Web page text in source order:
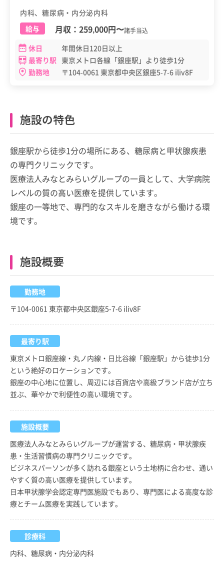
内科、糖尿病・内分泌内科
給与
月収： 259,000円〜諸手当込
休日
年間休日120日以上
最寄り駅 東京メトロ各線「銀座駅」より徒歩1分
勤務地
〒104-0061 東京都中央区銀座5-7-6 iliv8F
施設の特色
銀座駅から徒歩1分の場所にある、糖尿病と甲状腺疾患
の専門クリニックです。
医療法人みなとみらいグループの一員として、大学病院
レベルの質の高い医療を提供しています。
銀座の一等地で、専門的なスキルを磨きながら働ける環
境です。
施設概要
勤務地
〒104-0061 東京都中央区銀座5-7-6 iliv8F
最寄り駅
東京メトロ銀座線・丸ノ内線・日比谷線「銀座駅」から徒歩1分
という絶好のロケーションです。
銀座の中心地に位置し、周辺には百貨店や高級ブランド店が立ち
並ぶ、華やかで利便性の高い環境です。
施設概要
医療法人みなとみらいグループが運営する、糖尿病・甲状腺疾
患・生活習慣病の専門クリニックです。
ビジネスパーソンが多く訪れる銀座という土地柄に合わせ、通い
やすく質の高い医療を提供しています。
日本甲状腺学会認定専門医施設でもあり、専門医による高度な診
療とチーム医療を実践しています。
診療科
内科、糖尿病・内分泌内科